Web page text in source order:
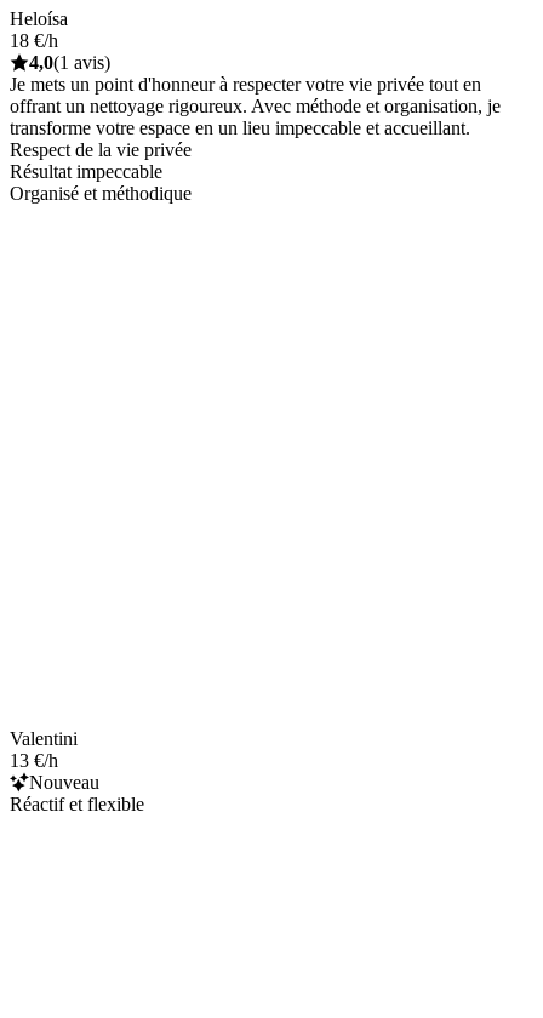
Heloísa
18 €/h
4,0(1 avis)
Je mets un point d'honneur à respecter votre vie privée tout en
offrant un nettoyage rigoureux. Avec méthode et organisation, je
transforme votre espace en un lieu impeccable et accueillant.
Respect de la vie privée
Résultat impeccable
Organisé et méthodique
Valentini
13 €/h
Nouveau
Réactif et flexible